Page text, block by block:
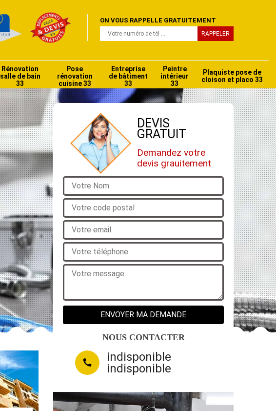
ON VOUS RAPPELLE GRATUITEMENT
Rénovation
salle de bain
33
Pose
rénovation
cuisine 33
Entreprise
de bâtiment
33
Peintre
intérieur
33
Plaquiste pose de
cloison et placo 33
DEVIS
GRATUIT
Demandez votre
devis grauitement
NOUS CONTACTER
indisponible
indisponible